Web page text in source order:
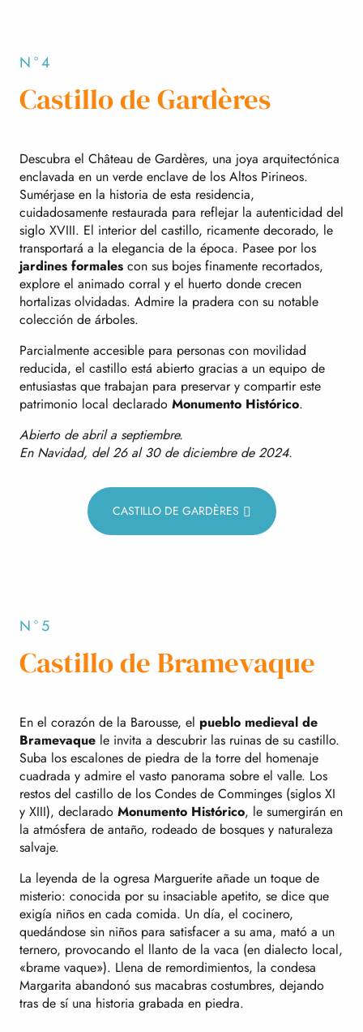
N°4
Castillo de Gardères
Descubra el Château de Gardères, una joya arquitectónica
enclavada en un verde enclave de los Altos Pirineos.
Sumérjase en la historia de esta residencia,
cuidadosamente restaurada para reflejar la autenticidad del
siglo XVIII. El interior del castillo, ricamente decorado, le
transportará a la elegancia de la época. Pasee por los
jardines formales con sus bojes finamente recortados,
explore el animado corral y el huerto donde crecen
hortalizas olvidadas. Admire la pradera con su notable
colección de árboles.
Parcialmente accesible para personas con movilidad
reducida, el castillo está abierto gracias a un equipo de
entusiastas que trabajan para preservar y compartir este
patrimonio local declarado Monumento Histórico.
Abierto de abril a septiembre.
En Navidad, del 26 al 30 de diciembre de 2024.
CASTILLO DE GARDÈRES
N°5
Castillo de Bramevaque
En el corazón de la Barousse, el pueblo medieval de
Bramevaque le invita a descubrir las ruinas de su castillo.
Suba los escalones de piedra de la torre del homenaje
cuadrada y admire el vasto panorama sobre el valle. Los
restos del castillo de los Condes de Comminges (siglos XI
y XIII), declarado Monumento Histórico, le sumergirán en
la atmósfera de antaño, rodeado de bosques y naturaleza
salvaje.
La leyenda de la ogresa Marguerite añade un toque de
misterio: conocida por su insaciable apetito, se dice que
exigía niños en cada comida. Un día, el cocinero,
quedándose sin niños para satisfacer a su ama, mató a un
ternero, provocando el llanto de la vaca (en dialecto local,
«brame vaque»). Llena de remordimientos, la condesa
Margarita abandonó sus macabras costumbres, dejando
tras de sí una historia grabada en piedra.